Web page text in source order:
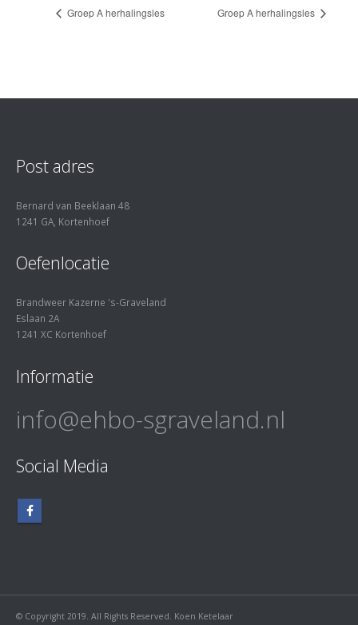
Groep A herhalingsles Groep A herhalingsles
Post adres
Bernard van Beeklaan 48
1241 GA, Kortenhoef
Oefenlocatie
Brandweer Kazerne 's-Graveland
Eslaan 2A
1241 XC Kortenhoef
Informatie
info@ehbo-sgraveland.nl
Social Media
© Copyright 2019. All Rights Reserved. Koen Ketelaar